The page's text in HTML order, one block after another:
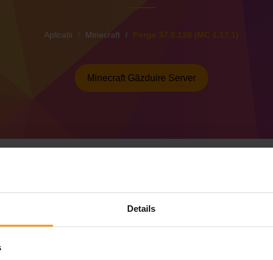
Details
Aplicații Minecraft Forge 37.0.126 (MC 1.17.1)
Minecraft Găzduire Server
Cum se creează
(MC 1.17.1) server